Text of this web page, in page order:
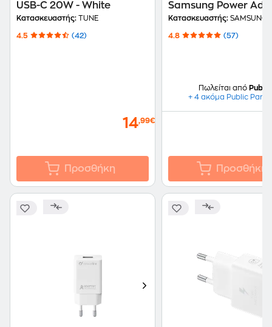
USB-C 20W - White
Κατασκευαστής: TUNE
4.5 (42)
14,99€
Προσθήκη
Samsung Power
USB-C 25W - Μαύρο
Κατασκευαστής: SAMSUNG
4.8 (57)
Πωλείται από Public
+ 4 ακόμα Public
Προσθήκη